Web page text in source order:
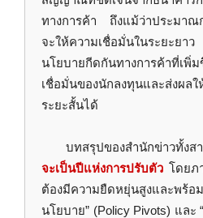
ทางการค้า ถึงแม้ว่าประมาณ
จะให้ความเชื่อมั่นในระยะ
นโยบายกีดกันทางการค้าที่เพิ่
เชื่อมั่นของนักลงทุนและส่งผล
ระยะสั้นได้
บทสรุปของสำนักข่าวทั้งส
จะเป็นปีแห่งการปรับตัว โดยภ
ต้องมีความยืดหยุ่นสูงและพร้
นโยบาย” (Policy Pivots) และ